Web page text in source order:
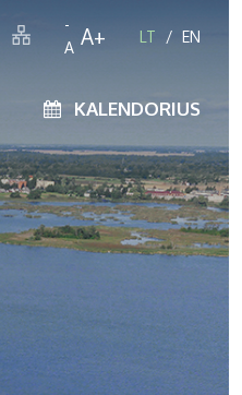
-
A A+ LT EN
KALENDORIUS